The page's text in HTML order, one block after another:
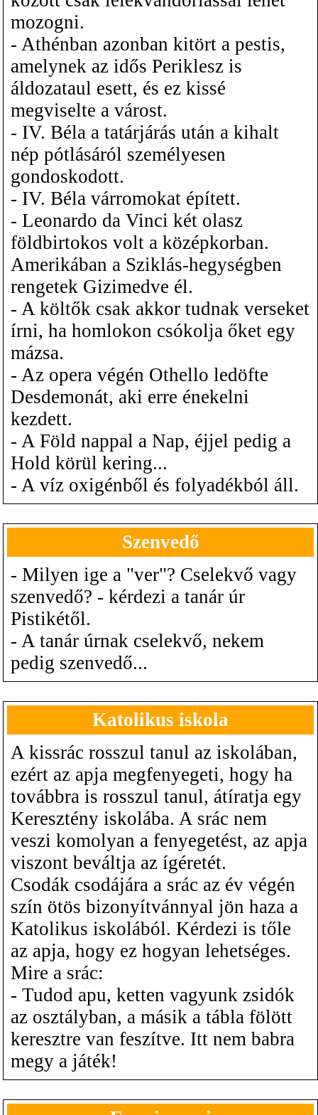
mozogni.
- Athénban azonban kitört a pestis,
amelynek az idős Periklesz is
áldozataul esett, és ez kissé
megviselte a várost.
- IV. Béla a tatárjárás után a kihalt
nép pótlásáról személyesen
gondoskodott.
- IV. Béla várromokat épített.
- Leonardo da Vinci két olasz
földbirtokos volt a középkorban.
Amerikában a Sziklás-hegységben
rengetek Gizimedve él.
- A költők csak akkor tudnak verseket
írni, ha homlokon csókolja őket egy
mázsa.
- Az opera végén Othello ledöfte
Desdemonát, aki erre énekelni
kezdett.
- A Föld nappal a Nap, éjjel pedig a
Hold körül kering...
- A víz oxigénből és folyadékból áll.
Szenvedő
- Milyen ige a "ver"? Cselekvő vagy
szenvedő? - kérdezi a tanár úr
Pistikétől.
- A tanár úrnak cselekvő, nekem
pedig szenvedő...
Katolikus iskola
A kissrác rosszul tanul az iskolában,
ezért az apja megfenyegeti, hogy ha
továbbra is rosszul tanul, átíratja egy
Keresztény iskolába. A srác nem
veszi komolyan a fenyegetést, az apja
viszont beváltja az ígéretét.
Csodák csodájára a srác az év végén
szín ötös bizonyítvánnyal jön haza a
Katolikus iskolából. Kérdezi is tőle
az apja, hogy ez hogyan lehetséges.
Mire a srác:
- Tudod apu, ketten vagyunk zsidók
az osztályban, a másik a tábla fölött
keresztre van feszítve. Itt nem babra
megy a játék!